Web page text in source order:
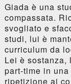
Giada è una
compassata.
svogliato e
studi, lui è
curriculum da
Lei è sostanza,
part-time in
ripetizione ai